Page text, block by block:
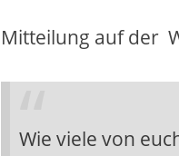
Mitteilung auf der
Wie viele von